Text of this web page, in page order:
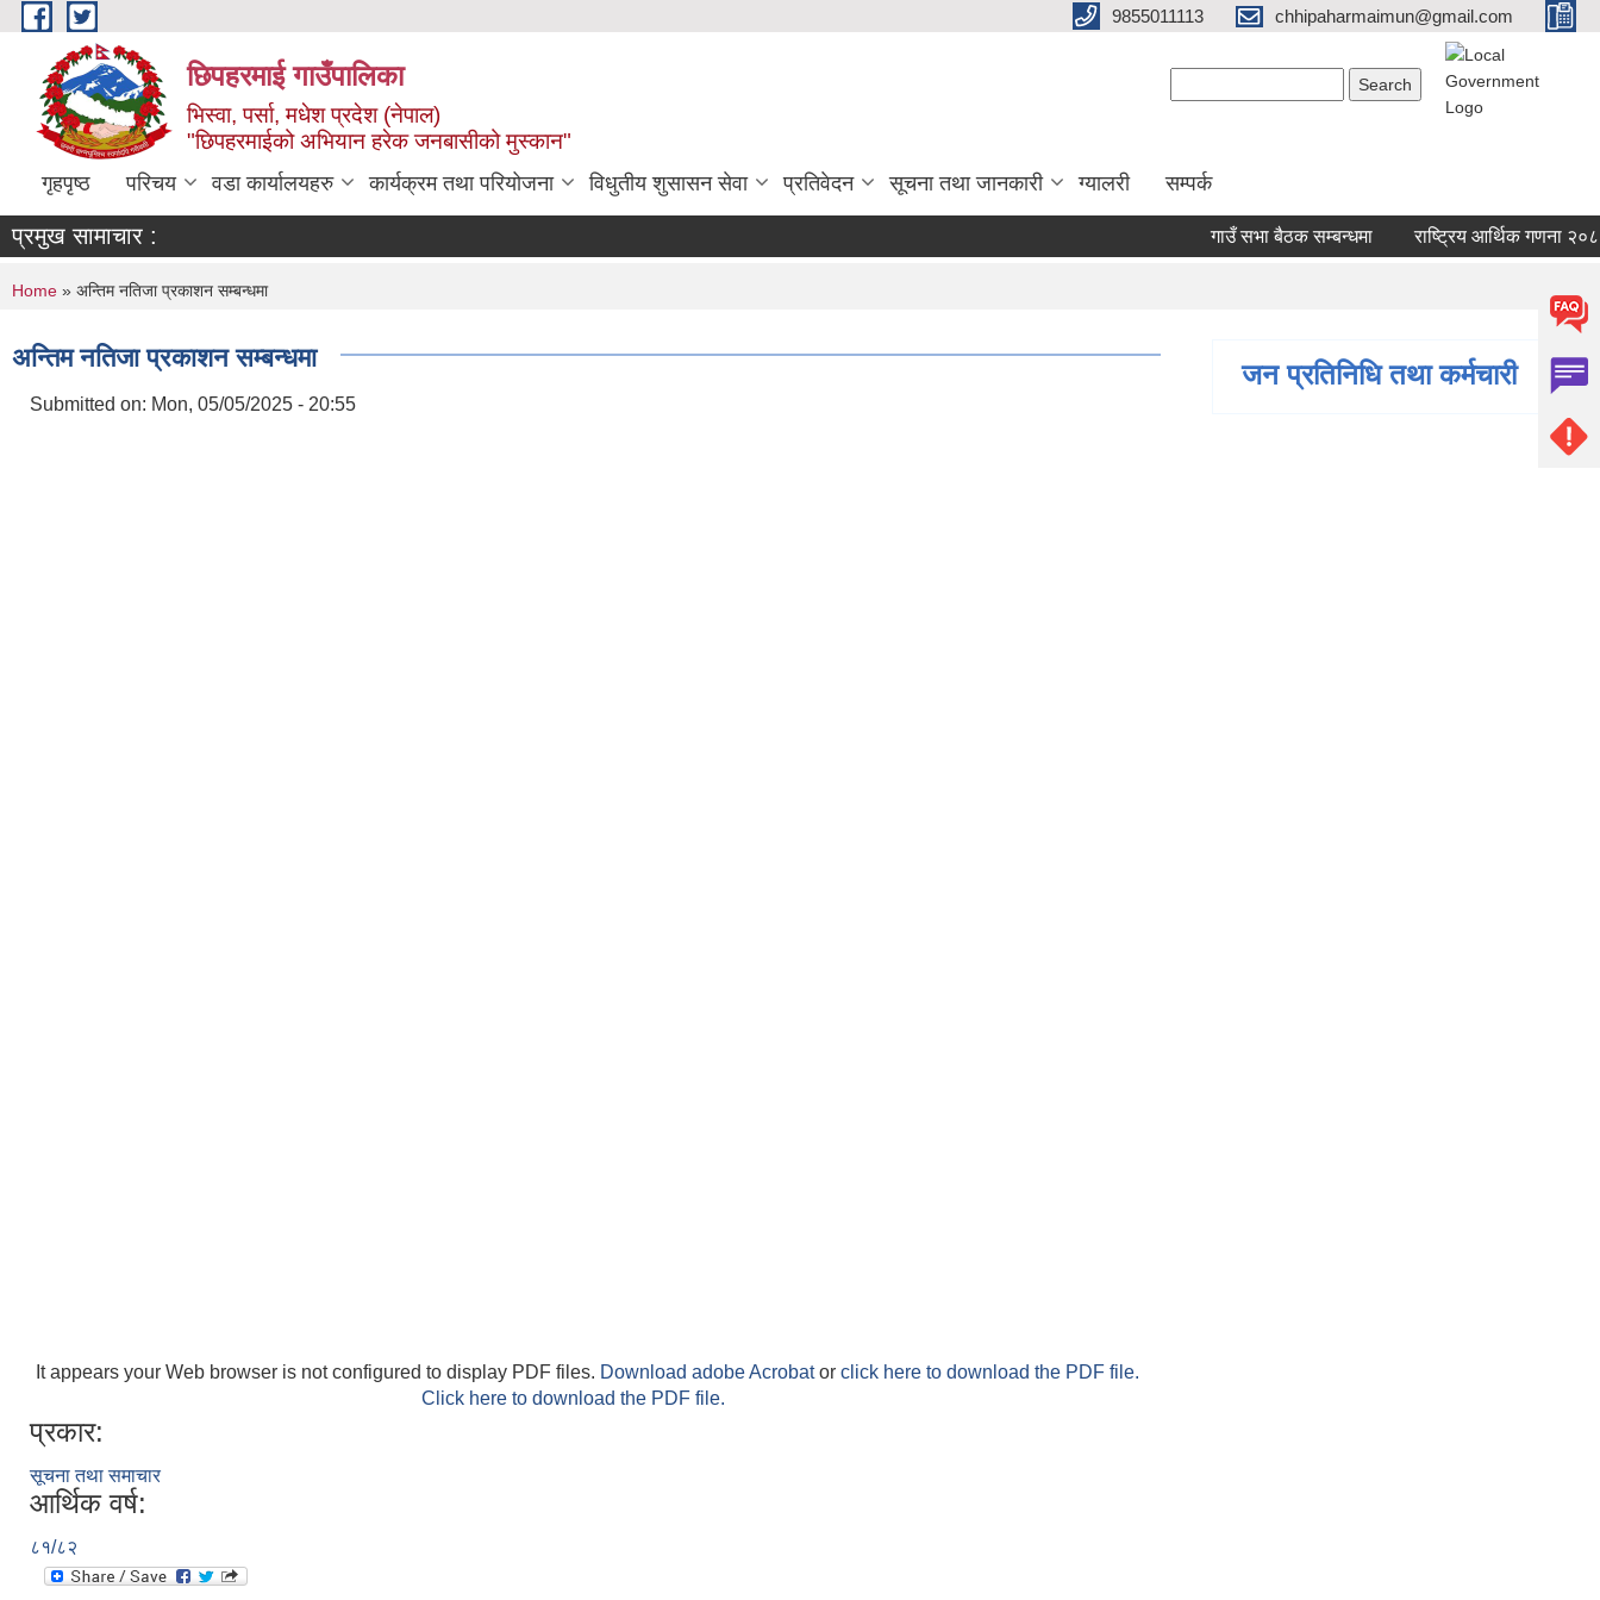
Skip to main content 9855011113 chhipaharmaimun@gmail.com
छिपहरमाई गाउँपालिका
भिस्वा, पर्सा, मधेश प्रदेश (नेपाल)
"छिपहरमाईको अभियान हरेक जनबासीको मुस्कान"
गृहपृष्ठ परिचय वडा कार्यालयहरु कार्यक्रम तथा परियोजना विधुतीय शुसासन सेवा प्रतिवेदन सूचना तथा जानकारी ग्यालरी सम्पर्क
प्रमुख सामाचार : गाउँ सभा बैठक सम्बन्धमा राष्ट्रिय आर्थिक गणना २०८२
You are here
Home » अन्तिम नतिजा प्रकाशन सम्बन्धमा
अन्तिम नतिजा प्रकाशन सम्बन्धमा
Submitted on: Mon, 05/05/2025 - 20:55
It appears your Web browser is not configured to display PDF files. Download adobe Acrobator click here to download the PDF file.
Click here to download the PDF file.
प्रकार:
सूचना तथा समाचार
आर्थिक वर्ष:
८१/८२
जन प्रतिनिधि तथा कर्मचारी